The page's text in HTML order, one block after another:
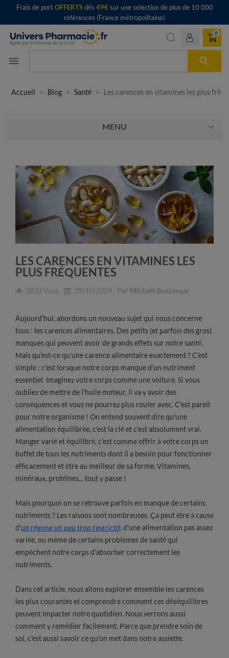
Frais de portOFFERTSdès 49€sur une sélection de plus de 10 000
références (France métropolitaine)
menu 
0
Accueil Blog Santé Les carences en vitamines les plus
MENU
LES CARENCES EN VITAMINES LES
PLUS FRÉQUENTES
3833 Vues 29/10/2024 Par Mickaël Buchinger
Aujourd'hui, abordons un nouveau sujet qui nous concerne
tous : les carences alimentaires. Des petits (et parfois des gros)
manques qui peuvent avoir de grands effets sur notre santé.
Mais qu’est-ce qu’une carence alimentaire exactement ? C'est
simple : c'est lorsque notre corps manque d'un nutriment
essentiel. Imaginez votre corps comme une voiture. Si vous
oubliez de mettre de l'huile moteur, il va y avoir des
conséquences et vous ne pourrez plus rouler avec. C'est pareil
pour notre organisme ! On entend souvent dire qu'une
alimentation équilibrée, c'est la clé et c'est absolument vrai.
Manger varié et équilibré, c'est comme offrir à votre corps un
buffet de tous les nutriments dont il a besoin pour fonctionner
efficacement et être au meilleur de sa forme. Vitamines,
minéraux, protéines... tout y passe !
Mais pourquoi on se retrouve parfois en manque de certains
nutriments ? Les raisons sont nombreuses. Ça peut être à cause
d'un régime un peu trop restrictif, d'une alimentation pas assez
variée, ou même de certains problèmes de santé qui
empêchent notre corps d'absorber correctement les
nutriments.
Dans cet article, nous allons explorer ensemble les carences
les plus courantes et comprendre comment ces déséquilibres
peuvent impacter notre quotidien. Nous verrons aussi
comment y remédier facilement. Parce que prendre soin de
soi, c'est aussi savoir ce qu'on met dans notre assiette.